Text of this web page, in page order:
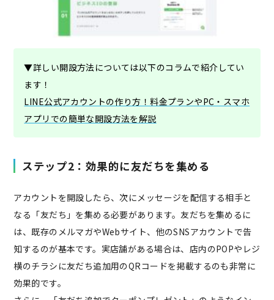
▼詳しい開設方法については以下のコラムで紹介してい
ます！
LINE公式アカウントの作り方！料金プランやPC・スマホ
アプリでの簡単な開設方法を解説
ステップ2：効果的に友だちを集める
アカウントを開設したら、次にメッセージを配信する相手と
なる「友だち」を集める必要があります。友だちを集めるに
は、既存のメルマガやWebサイト、他のSNSアカウントで告
知するのが基本です。実店舗がある場合は、店内のPOPやレジ
横のチラシに友だち追加用のQRコードを掲載するのも非常に
効果的です。